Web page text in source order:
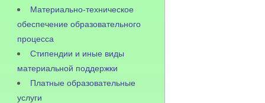
Материально-техническое
обеспечение образовательного
процесса
Стипендии и иные виды
материальной поддержки
Платные образовательные
услуги